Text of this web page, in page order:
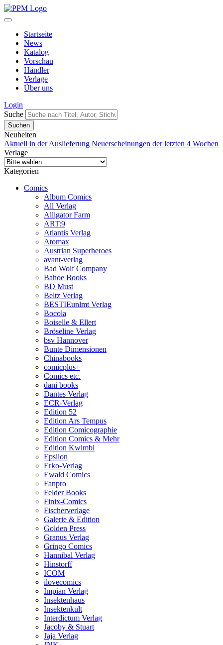
Startseite
News
Katalog
Vorschau
Händler
Verlage
Über uns
Login
Suche
Neuheiten
Aktuell in der Auslieferung Neuerscheinungen der letzten 4 Wochen
Verlage
Kategorien
Comics
Album Comics
All Verlag
Alligator Farm
ART:9
Atlantis Verlag
Atomax
Austrian Superheroes
avant-verlag
Bad Wolf Company
Bahoe Books
BD Must
Beltz Verlag
BESTIEunlmt Verlag
Bocola
Boiselle & Ellert
Bröseline Verlag
bsv Hannover
Bunte Dimensionen
Chinabooks
comicplus+
Comics etc.
dani books
Dantes Verlag
ECR-Verlag
Edition 52
Edition Ars Tempus
Edition Comicographie
Edition Comics & Mehr
Edition Kwimbi
Epsilon
Erko-Verlag
Ewald Comics
Fanpro
Felder Books
Finix-Comics
Fischerverlage
Galerie & Edition
Golden Press
Granus Verlag
Gringo Comics
Hannibal Verlag
Hinstorff
ICOM
ilovecomics
Impian Verlag
Insektenhaus
Insektenkult
Interdictum Verlag
Jacoby & Stuart
Jaja Verlag